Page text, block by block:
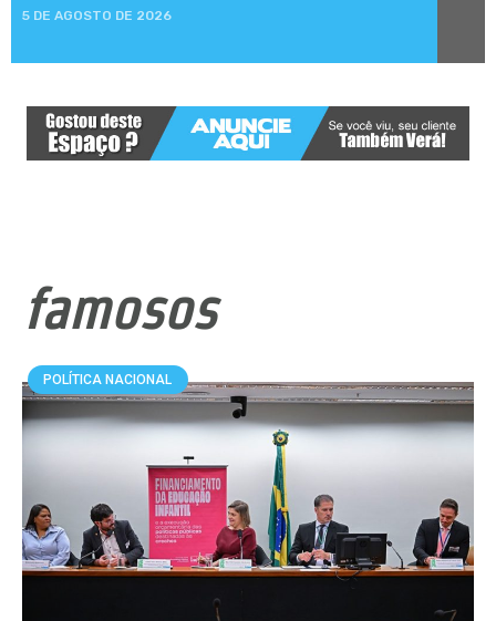
5 DE AGOSTO DE 2026
famosos
POLÍTICA NACIONAL